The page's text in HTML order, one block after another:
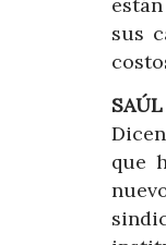
sus
SAÚL
que